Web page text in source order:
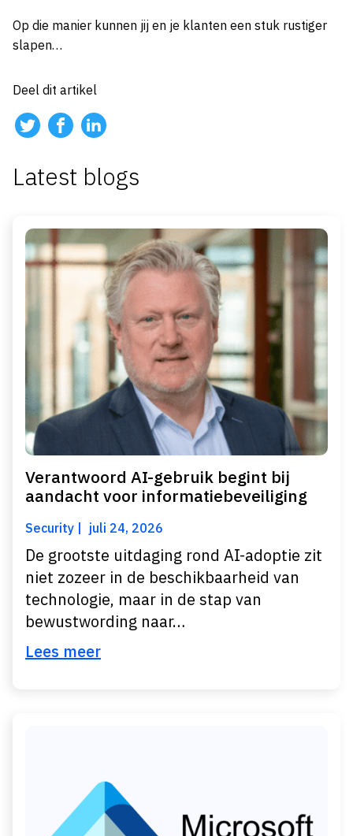
Op die manier kunnen jij en je klanten een stuk rustiger
slapen…
Deel dit artikel
Latest blogs
Verantwoord AI-gebruik begint bij
aandacht voor informatiebeveiliging
Security juli 24, 2026
De grootste uitdaging rond AI-adoptie zit
niet zozeer in de beschikbaarheid van
technologie, maar in de stap van
bewustwording naar…
Lees meer